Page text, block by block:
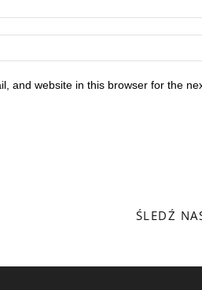
and website in this browser for the
ŚLEDŹ